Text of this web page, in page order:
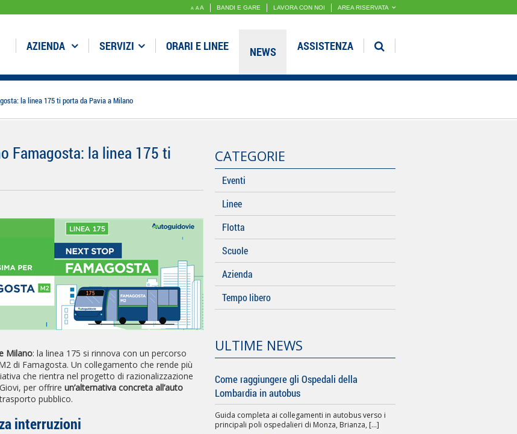
A A A BANDI E GARE LAVORA CON NOI AREA RISERVATA
AZIENDA SERVIZI ORARI E LINEE NEWS ASSISTENZA
la linea 175 ti porta da Pavia a Milano
Famagosta: la linea 175 ti
Milano: la linea 175 si rinnova con un percorso
di Famagosta. Un collegamento che rende più
che rientra nel progetto di razionalizzazione
per offrire un’alternativa concreta all’auto
pubblico.
interruzioni
CATEGORIE
Eventi
Linee
Flotta
Scuole
Azienda
Tempo libero
ULTIME NEWS
Come raggiungere gli Ospedali della
Lombardia in autobus
Guida completa ai collegamenti in autobus verso i
principali poli ospedalieri di Monza, Brianza, [...]